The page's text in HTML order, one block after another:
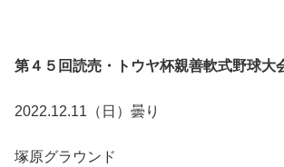
第４５回読売・トウヤ杯親善軟式野球大
2022.12.11（日）曇り
塚原グラウンド